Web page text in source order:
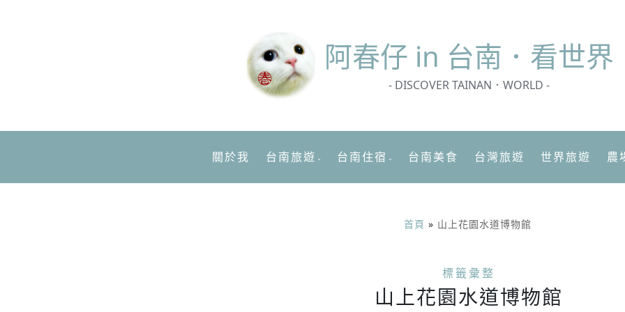
阿春仔 in 台南．看世界
- DISCOVER TAINAN．WORLD -
關於我 台南旅遊 台南住宿 台南美食 台灣旅遊 世界旅遊 農
首頁 » 山上花園水道博物館
標籤彙整
山上花園水道博物館